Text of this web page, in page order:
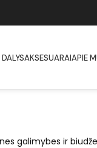
AKSESUARAIAPIE
galimybes ir